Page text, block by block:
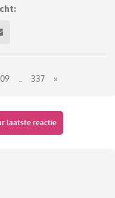
337 »
laatste reactie